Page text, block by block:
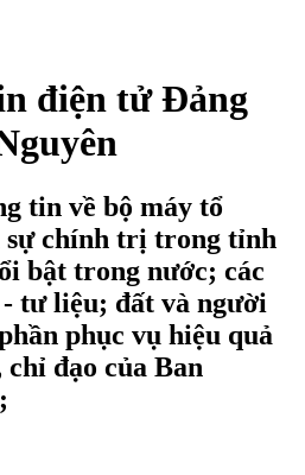
điện tử Đảng
tin về bộ máy tổ
chính trị trong tỉnh
bật trong nước; các
tư liệu; đất và người
phục vụ hiệu quả
đạo của Ban